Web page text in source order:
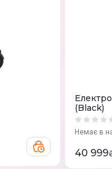
(Black)
Немає в
40 999